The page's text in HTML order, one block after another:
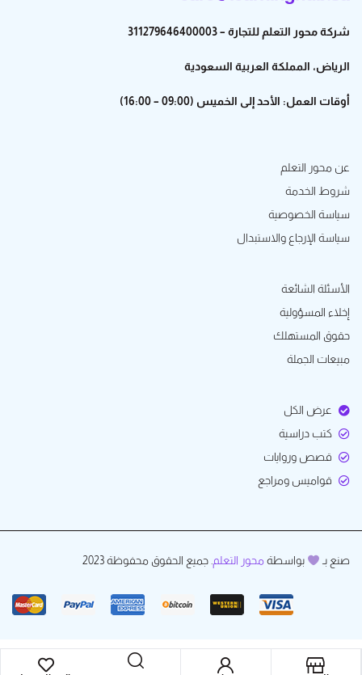
شركة محور التعلم للتجارة – 311279646400003
الرياض، المملكة العربية السعودية
أوقات العمل: الأحد إلى الخميس (09:00 – 16:00)
عن محور التعلم
شروط الخدمة
سياسة الخصوصية
سياسة الإرجاع والاستبدال
الأسئلة الشائعة
إخلاء المسؤولية
حقوق المستهلك
مبيعات الجملة
عرض الكل
كتب دراسية
قصص وروايات
قواميس ومراجع
صنع بـ بواسطةمحور التعلم. جميع الحقوق محفوظة 2023